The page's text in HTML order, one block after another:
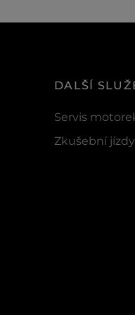
DALŠÍ
Servis
Zkušební jízdy